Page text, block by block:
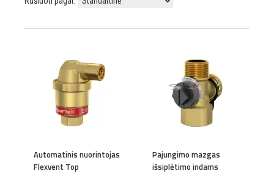
Automatinis nuorintojas
Flexvent Top
Pajungimo mazgas
išsiplėtimo indams